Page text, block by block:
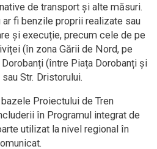
de transport și alte măsuri.
ar fi benzile proprii realizate sau
și execuție, precum cele de pe
(în zona Gării de Nord, pe
(între Piața Dorobanți și
Str. Dristorului.
Proiectului de Tren
în Programul integrat de
utilizat la nivel regional în